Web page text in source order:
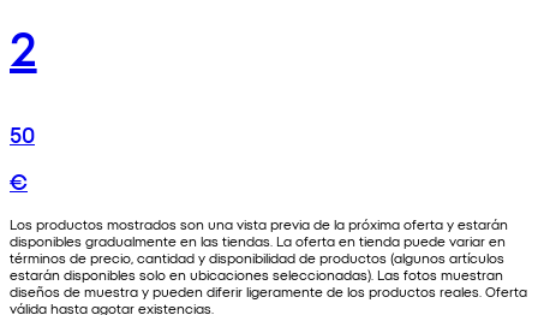
2
50
€
Los productos mostrados son una vista previa de la próxima oferta y estarán
disponibles gradualmente en las tiendas. La oferta en tienda puede variar en
términos de precio, cantidad y disponibilidad de productos (algunos artículos
estarán disponibles solo en ubicaciones seleccionadas). Las fotos muestran
diseños de muestra y pueden diferir ligeramente de los productos reales. Oferta
válida hasta agotar existencias.